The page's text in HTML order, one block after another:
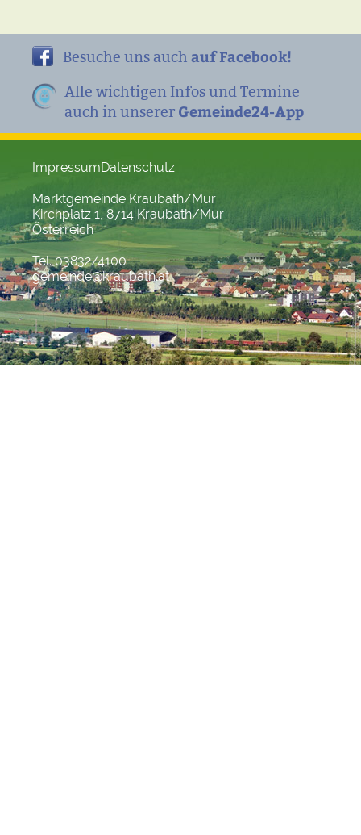
Besuche uns auch auf Facebook!
Alle wichtigen Infos und Termine
auch in unserer Gemeinde24-App
ImpressumDatenschutz
Marktgemeinde Kraubath/Mur
Kirchplatz 1, 8714 Kraubath/Mur
Österreich
Tel. 03832/4100
gemeinde@kraubath.at